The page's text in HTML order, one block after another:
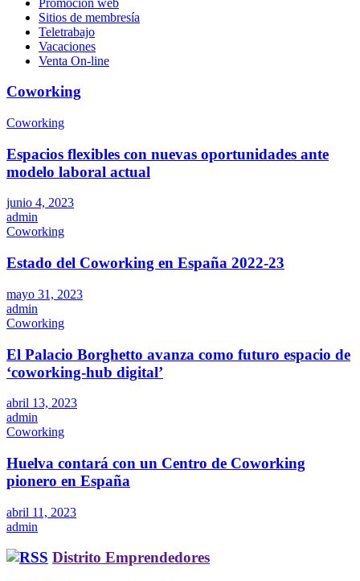
Sitios de membresía
Teletrabajo
Vacaciones
Venta On-line
Coworking
Coworking
Espacios flexibles con nuevas oportunidades ante
modelo laboral actual
junio 4, 2023
admin
Coworking
Estado del Coworking en España 2022-23
mayo 31, 2023
admin
Coworking
El Palacio Borghetto avanza como futuro espacio de
‘coworking-hub digital’
abril 13, 2023
admin
Coworking
Huelva contará con un Centro de Coworking
pionero en España
abril 11, 2023
admin
Distrito Emprendedores